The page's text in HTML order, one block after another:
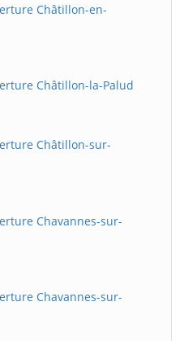
Châtillon-en-
Châtillon-la-Palud
Châtillon-sur-
Chavannes-sur-
Chavannes-sur-